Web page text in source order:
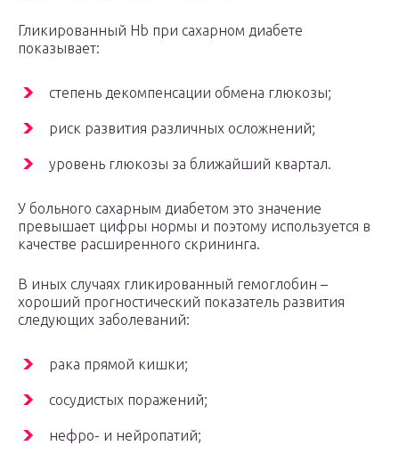
Гликированный Hb при сахарном диабете
показывает:
степень декомпенсации обмена глюкозы;
риск развития различных осложнений;
уровень глюкозы за ближайший квартал.
У больного сахарным диабетом это значение
превышает цифры нормы и поэтому используется в
качестве расширенного скрининга.
В иных случаях гликированный гемоглобин –
хороший прогностический показатель развития
следующих заболеваний:
рака прямой кишки;
сосудистых поражений;
нефро- и нейропатий;